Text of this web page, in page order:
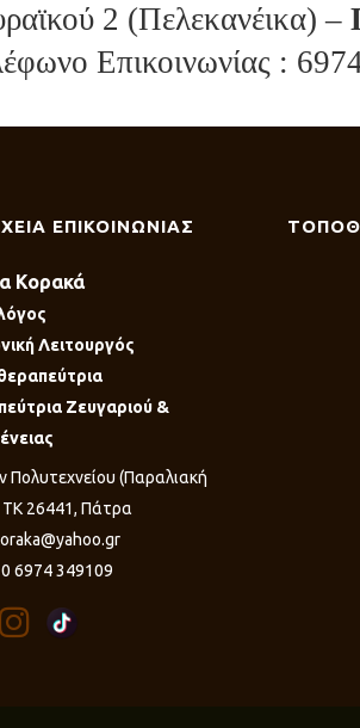
2 (Πελεκανέικα) –
Επικοινωνίας :
ΕΠΙΚΟΙΝΩΝΙΑΣ
Κορακά
Λειτουργός
Ζευγαριού &
(Παραλιακή
ΤΚ 26441, Πάτρα
6974 349109